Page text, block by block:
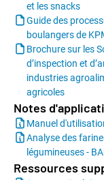
et les snacks
Guide des
boulangers de
Brochure sur les
d’inspection et
industries
agricoles
Notes
Manuel
Analyse des
légumineuses -
Ressources